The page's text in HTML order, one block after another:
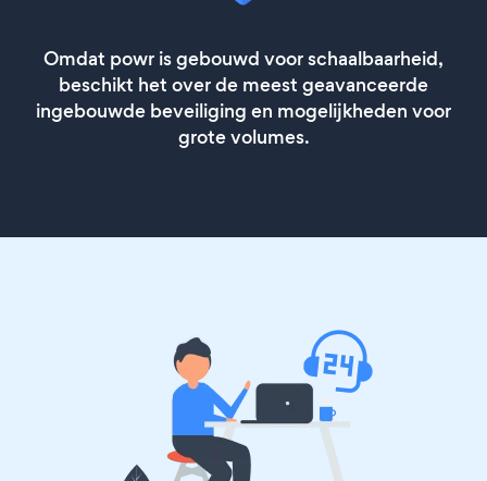
Omdat powr is gebouwd voor schaalbaarheid,
beschikt het over de meest geavanceerde
ingebouwde beveiliging en mogelijkheden voor
grote volumes.